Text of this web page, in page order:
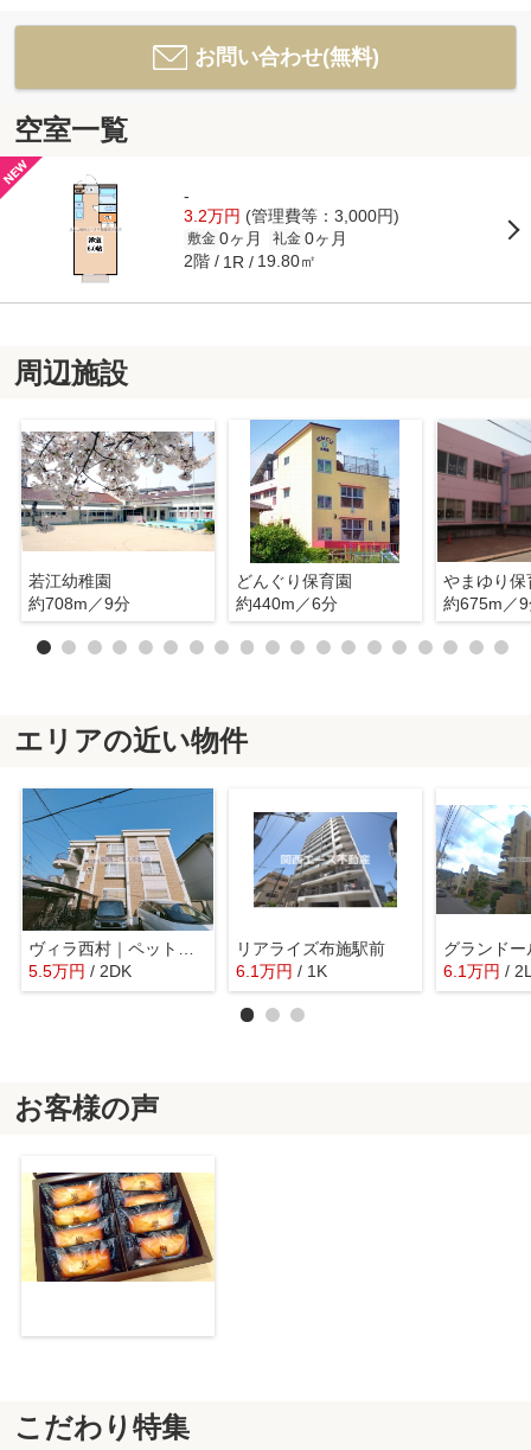
お問い合わせ(無料)
空室一覧
-
3.2万円 (管理費等：3,000円)
敷金 0ヶ月 礼金 0ヶ月
2階 1R 19.80㎡
周辺施設
若江幼稚園
約708m／9分
どんぐり保育園
約440m／6分
やまゆり保
約675m／
エリアの近い物件
ヴィラ西村｜ペットＯＫの格安２ＤＫ☆初期費用も格安です│
5.5万円 / 2DK
リアライズ布施駅前
6.1万円 / 1K
グランドー
6.1万円 /
お客様の声
こだわり特集